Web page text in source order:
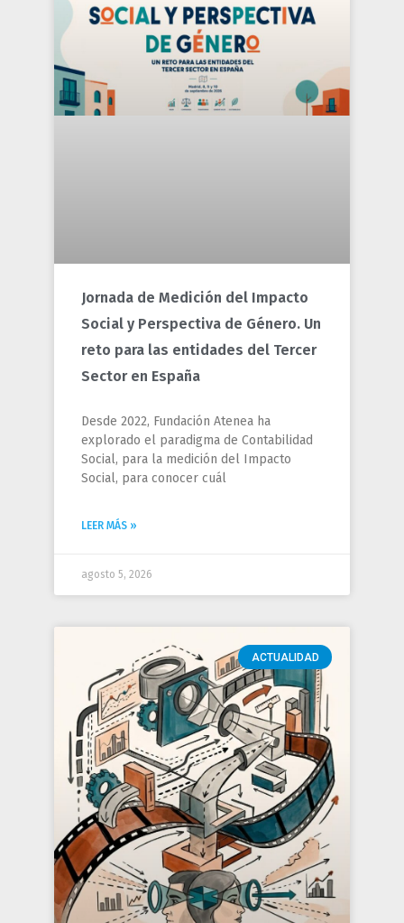
Jornada de Medición del Impacto
Social y Perspectiva de Género. Un
reto para las entidades del Tercer
Sector en España
Desde 2022, Fundación Atenea ha
explorado el paradigma de Contabilidad
Social, para la medición del Impacto
Social, para conocer cuál
LEER MÁS »
agosto 5, 2026
ACTUALIDAD